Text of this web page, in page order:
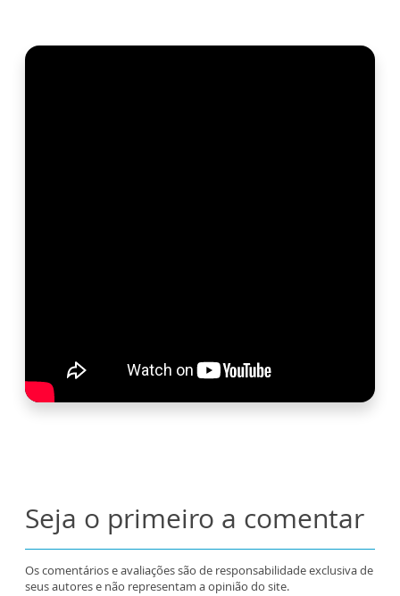
Seja o primeiro a comentar
Os comentários e avaliações são de responsabilidade exclusiva de
seus autores e não representam a opinião do site.